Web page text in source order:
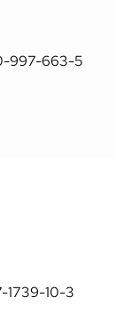
997-663-5
10-3